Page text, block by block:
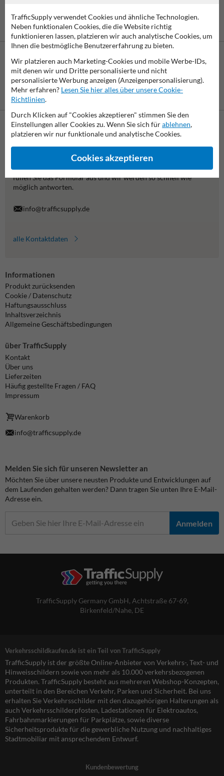
Eine spätere
Zahlung ist
Kontaktieren Sie uns
Wir sind an Werktagen (von 7.00 bis 16.00 Uhr) unter
06782/8787100 erreichbar.
Fragen? Senden Sie eine E-Mail aninfo@trafficsupply.deoder
füllen Sie das Formular aus und wir werden so schnell wie
möglich antworten.
info@trafficsupply.de
alle Kontaktdaten
Informationen
Produkt zurücksenden
Cookie / Datenschutz
Haftungsausschluss
Inhaltsverzeichnis
Allgemeine Geschäftsbedingungen
über TrafficSupply
Kontakt
Über uns
Lieferzeiten
Häufig gestellte Fragen / FAQ
Impressum
Warenkorb
info@trafficsupply.de
Melden Sie sich für unseren Newsletter an
Möchten Sie über unsere neusten Produkte und Entwicklungen auf
dem Laufenden gehalten werden? Dann tragen Sie unten Ihre E-Mail-
Adresse ein.
Anmelden
TrafficSupply Germany GmbH, Achtstraße 67-69,
Birkenfeld/Nahe, DE
Verkehrsschildkaufen.de ist ein Teil von TrafficSupply
TrafficSupply ist der größte Online-Anbieter von Verkehrs-, Text- und
Hinweisschildern sowie von mehr als 10.000 verkehrsbezogenen
Produkten. TrafficSupply besteht aus mehreren Webshop-Konzepten,
unterteilt in den Bereichen Verkehr, Parken und Sicherheit. Bei uns
erhalten Sie Verkehrsschilder mit den dazugehörigen Halterungen als
auch Verkehrsschilderpfosten, Ladestationen für Elektroautos,
Fahrbahnmarkierungen für Parkplätze, sowie diverse
Sicherheitsprodukte für die gewerbliche Nutzung und nachhaltiges
Stadtmobiliar mit ansprechendem Entwurf.
Kundenbewertung
TrafficSupply verwendet Cookies und ähnliche Technologien.
Neben funktionalen Cookies, die die Website richtig
funktionieren lassen, platzieren wir auch analytische Cookies, um
Ihnen die bestmögliche Benutzererfahrung zu bieten.
Wir platzieren auch Marketing-Cookies und mobile Werbe-IDs,
mit denen wir und Dritte personalisierte und nicht
personalisierte Werbung anzeigen (Anzeigenpersonalisierung).
Mehr erfahren? Lesen Sie hier alles über unsere Cookie-
Richtlinien.
Durch Klicken auf "Cookies akzeptieren" stimmen Sie den
Einstellungen aller Cookies zu. Wenn Sie sich fürablehnen,
platzieren wir nur funktionale und analytische Cookies.
Cookies akzeptieren